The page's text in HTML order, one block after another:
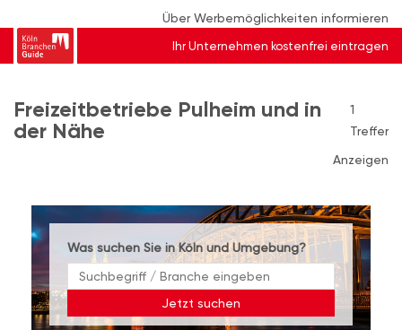
Über Werbemöglichkeiten informieren
Ihr Unternehmen kostenfrei eintragen
Freizeitbetriebe Pulheim und in
der Nähe
1
Treffer
Anzeigen
Was suchen Sie in Köln und Umgebung?
Jetzt suchen